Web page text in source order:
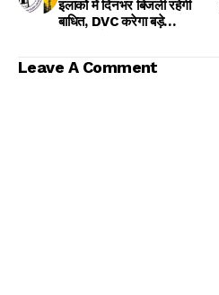
इलाकों में दिनभर बिजली रहेगी
बाधित, DVC करेगा बड़े
Leave A Comment